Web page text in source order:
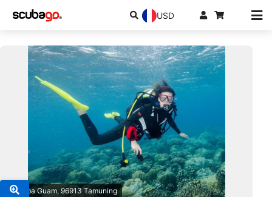
USD
© Scuba Guam, 96913 Tamuning